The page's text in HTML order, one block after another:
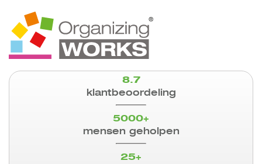
8.7
klantbeoordeling
5000+
mensen geholpen
25+